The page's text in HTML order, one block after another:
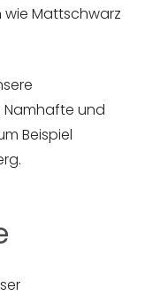
wie Mattschwarz
Namhafte und
Beispiel